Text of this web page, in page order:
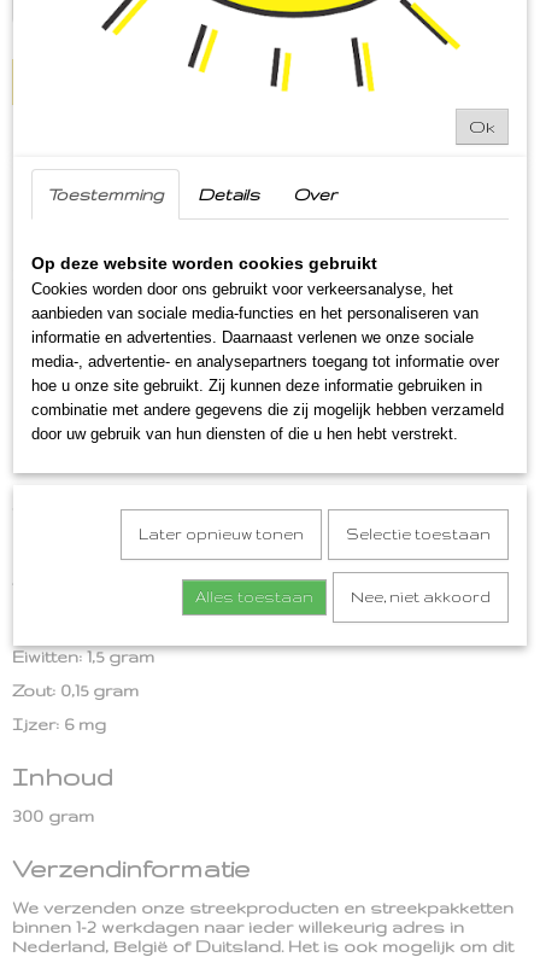
Canisius fruitstroop 100% puur appel
Een pure en natuurlijk appelstroop in een glazen pot van
300 gram.
De Canisius 100% appel fruitstroop is gemaakt van, zoals
de naam al verklapt, 100% appel. Dat betekent dat er geen
andere ingrediënten in zitten dan appel. Dat maakt 'm zo
lekker!
Ingrediënten
geconcentreerd sap van gekookte appels. Bereid met 780
Voedingswaarde per 100 gram
Energie: 993 KJ/ 234 kcal
Vet: 0 gram waarvan verzadigd 0 gram
Koolhydraten: 55 gram waarvan suikers: 50 gram
Eiwitten: 1,5 gram
Zout: 0,15 gram
Ijzer: 6 mg
Inhoud
300 gram
Verzendinformatie
We verzenden onze streekproducten en streekpakketten
binnen 1-2 werkdagen naar ieder willekeurig adres in
Nederland, België of Duitsland. Het is ook mogelijk om dit
Ok
Toestemming Details Over
Op deze website worden cookies gebruikt
Cookies worden door ons gebruikt voor verkeersanalyse, het
aanbieden van sociale media-functies en het personaliseren van
informatie en advertenties. Daarnaast verlenen we onze sociale
media-, advertentie- en analysepartners toegang tot informatie over
hoe u onze site gebruikt. Zij kunnen deze informatie gebruiken in
combinatie met andere gegevens die zij mogelijk hebben verzameld
door uw gebruik van hun diensten of die u hen hebt verstrekt.
Later opnieuw tonen Selectie toestaan
Alles toestaan Nee, niet akkoord